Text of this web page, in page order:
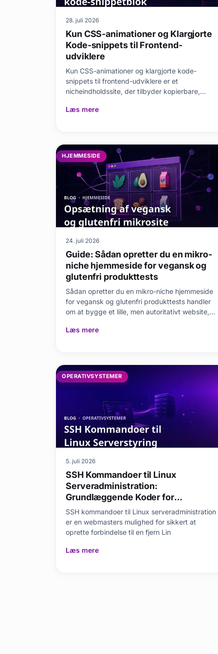
28. juli 2026
Kun CSS-animationer og Klargjorte
Kode-snippets til Frontend-
udviklere
Kun CSS-animationer og klargjorte kode-
snippets til frontend-udviklere er et
nicheindholdssite, der tilbyder kopierbare,
Læs mere
HJEMMESIDE
24. juli 2026
Guide: Sådan opretter du en mikro-
niche hjemmeside for vegansk og
glutenfri produkttests
Sådan opretter du en mikro-niche hjemmeside
for vegansk og glutenfri produkttests handler
om at bygge et lille, men autoritativt website,
Læs mere
OPERATIVSYSTEMER
5. juli 2026
SSH Kommandoer til Linux
Serveradministration:
Grundlæggende Koder for
Webmastere
SSH kommandoer til Linux serveradministration
er en webmasters mulighed for sikkert at
oprette forbindelse til en fjern Lin
Læs mere